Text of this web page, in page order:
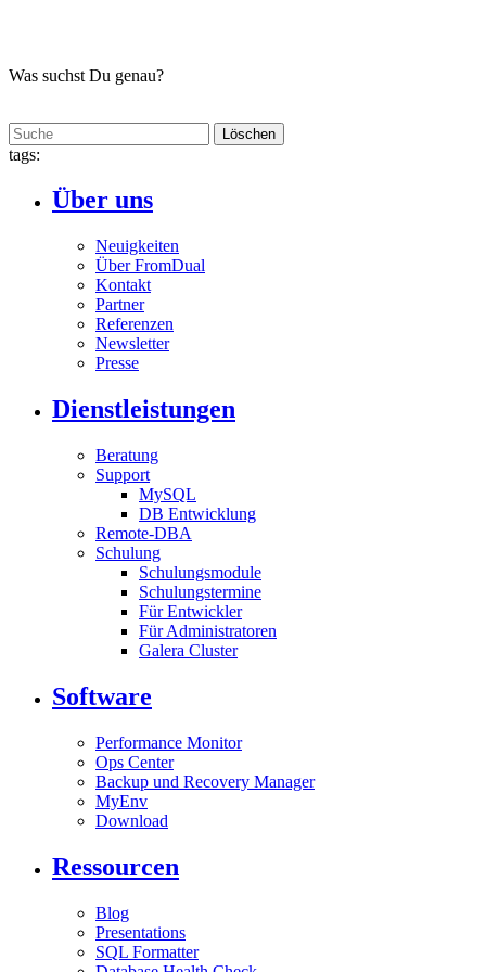
Was suchst Du genau?
Löschen
tags:
Über uns
Neuigkeiten
Über FromDual
Kontakt
Partner
Referenzen
Newsletter
Presse
Dienstleistungen
Beratung
Support
MySQL
DB Entwicklung
Remote-DBA
Schulung
Schulungsmodule
Schulungstermine
Für Entwickler
Für Administratoren
Galera Cluster
Software
Performance Monitor
Ops Center
Backup und Recovery Manager
MyEnv
Download
Ressourcen
Blog
Presentations
SQL Formatter